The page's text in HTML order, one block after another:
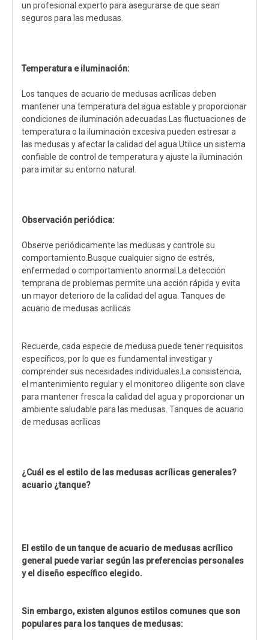
un profesional experto para asegurarse de que sean
seguros para las medusas.
Temperatura e iluminación:
Los tanques de acuario de medusas acrílicas deben
mantener una temperatura del agua estable y proporcionar
condiciones de iluminación adecuadas.Las fluctuaciones de
temperatura o la iluminación excesiva pueden estresar a
las medusas y afectar la calidad del agua.Utilice un sistema
confiable de control de temperatura y ajuste la iluminación
para imitar su entorno natural.
Observación periódica:
Observe periódicamente las medusas y controle su
comportamiento.Busque cualquier signo de estrés,
enfermedad o comportamiento anormal.La detección
temprana de problemas permite una acción rápida y evita
un mayor deterioro de la calidad del agua. Tanques de
acuario de medusas acrílicas
Recuerde, cada especie de medusa puede tener requisitos
específicos, por lo que es fundamental investigar y
comprender sus necesidades individuales.La consistencia,
el mantenimiento regular y el monitoreo diligente son clave
para mantener fresca la calidad del agua y proporcionar un
ambiente saludable para las medusas. Tanques de acuario
de medusas acrílicas
¿Cuál es el estilo de las medusas acrílicas generales?
acuario ¿tanque?
El estilo de un tanque de acuario de medusas acrílico
general puede variar según las preferencias personales
y el diseño específico elegido.
Sin embargo, existen algunos estilos comunes que son
populares para los tanques de medusas: